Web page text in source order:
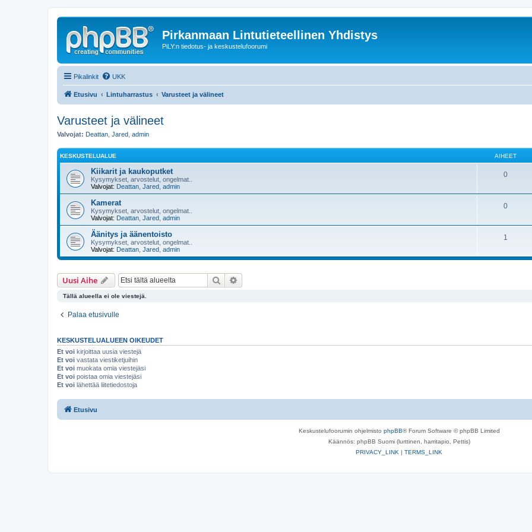
Pirkanmaan Lintutieteellinen Yhdistys
PiLY:n tiedotus- ja keskustelufoorumi
Pikalinkit UKK
Etusivu Lintuharrastus Varusteet ja välineet
Varusteet ja välineet
Valvojat: Deattan Jared admin
KESKUSTELUALUE AIHEET
Kiikarit ja kaukoputket
Kysymykset, arvostelut, ongelmat..
Valvojat: Deattan Jared admin
0
Kamerat
Kysymykset, arvostelut, ongelmat..
Valvojat: Deattan Jared admin
0
Äänitys ja äänentoisto
Kysymykset, arvostelut, ongelmat..
Valvojat: Deattan Jared admin
1
Uusi Aihe Etsi
Tällä alueella ei ole viestejä.
Palaa etusivulle
KESKUSTELUALUEEN OIKEUDET
Et voi kirjoittaa uusia viestejä
Et voi vastata viestiketjuihin
Et voi muokata omia viestejäsi
Et voi poistaa omia viestejäsi
Et voi lähettää liitetiedostoja
Etusivu
Keskustelufoorumin ohjelmisto phpBB® Forum Software © phpBB Limited
Käännös: phpBB Suomi (lurttinen, harritapio, Pettis)
PRIVACY_LINK | TERMS_LINK